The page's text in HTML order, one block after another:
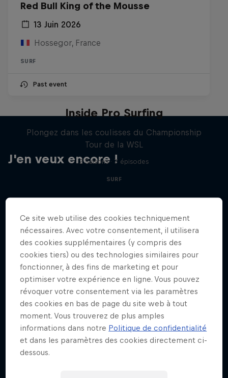
Red Bull King of the Mousse
13 Juin 2026
Hossegor, France
SURF
Past event
J'en veux encore !
Inside Pro Surfing
Plongez dans les coulisses du Championship
Tour de la WSL
2 Saisons · 7 épisodes
SURF
Ce site web utilise des cookies techniquement
nécessaires. Avec votre consentement, il utilisera
des cookies supplémentaires (y compris des
cookies tiers) ou des technologies similaires pour
fonctionner, à des fins de marketing et pour
optimiser votre expérience en ligne. Vous pouvez
révoquer votre consentement via les paramètres
des cookies en bas de page du site web à tout
moment. Vous trouverez de plus amples
informations dans notre Politique de confidentialité
et dans les paramètres des cookies directement ci-
dessous.